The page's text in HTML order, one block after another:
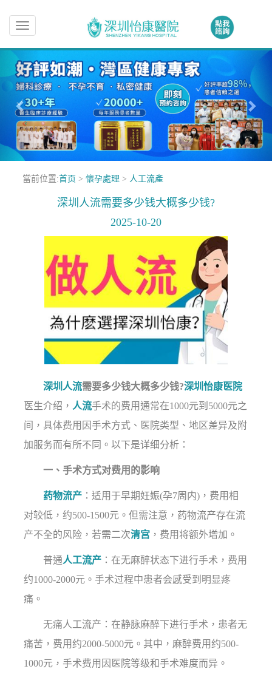
Toggle
navigation
當前位置:首页 > 懷孕處理 > 人工流產
深圳人流需要多少钱大概多少钱?
2025-10-20
深圳人流需要多少钱大概多少钱?深圳怡康医院
医生介绍， 人流手术的费用通常在1000元到5000元之
间，具体费用因手术方式、医院类型、地区差异及附
加服务而有所不同。以下是详细分析：
一、手术方式对费用的影响
药物流产 ：适用于早期妊娠(孕7周内)，费用相
对较低，约500-1500元。但需注意，药物流产存在流
产不全的风险，若需二次清宫 ，费用将额外增加。
普通人工流产 ：在无麻醉状态下进行手术，费用
约1000-2000元。手术过程中患者会感受到明显疼
痛。
无痛人工流产：在静脉麻醉下进行手术，患者无
痛苦，费用约2000-5000元。其中，麻醉费用约500-
1000元，手术费用因医院等级和手术难度而异。